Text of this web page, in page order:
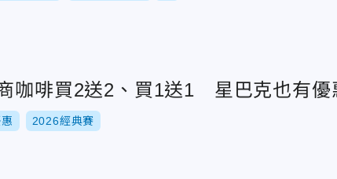
咖啡買2送2、買1送1 星巴克也有優
2026經典賽